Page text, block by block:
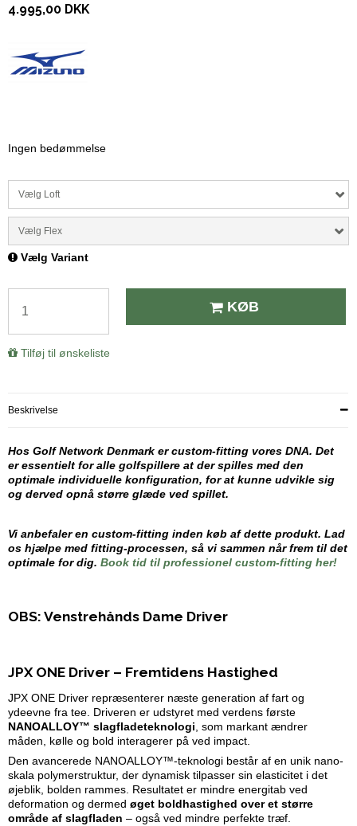
4.995,00 DKK
Ingen bedømmelse
Vælg Loft
Vælg Flex
Vælg Variant
KØB
Tilføj til ønskeliste
Beskrivelse
Hos Golf Network Denmark er custom-fitting vores DNA. Det
er essentielt for alle golfspillere at der spilles med den
optimale individuelle konfiguration, for at kunne udvikle sig
og derved opnå større glæde ved spillet.
Vi anbefaler en custom-fitting inden køb af dette produkt. Lad
os hjælpe med fitting-processen, så vi sammen når frem til det
optimale for dig. Book tid til professionel custom-fitting her!
OBS: Venstrehånds Dame Driver
JPX ONE Driver – Fremtidens Hastighed
JPX ONE Driver repræsenterer næste generation af fart og
ydeevne fra tee. Driveren er udstyret med verdens første
NANOALLOY™ slagfladeteknologi, som markant ændrer
måden, kølle og bold interagerer på ved impact.
Den avancerede NANOALLOY™-teknologi består af en unik nano-
skala polymerstruktur, der dynamisk tilpasser sin elasticitet i det
øjeblik, bolden rammes. Resultatet er mindre energitab ved
deformation og dermed øget boldhastighed over et større
område af slagfladen – også ved mindre perfekte træf.